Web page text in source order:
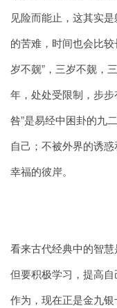
见险而能止，这其实
的苦难，时间也会比
岁不觌”，三岁不觌，
年，处处受限制，步
咎”是易经中困卦的九
自己；不被外界的诱
幸福的彼岸。
看来古代经典中的智
但要积极学习，提高
作为，现在正是金九